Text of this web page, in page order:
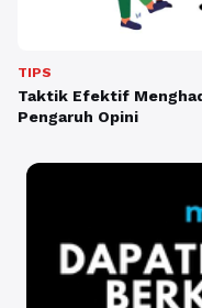
TIPS
Taktik Efektif
Pengaruh Opini